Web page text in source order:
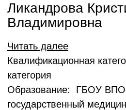
Ликандрова
Владимировна
Читать далее
Квалификационная
категория
Образование: ГБОУ ВПО
государственный